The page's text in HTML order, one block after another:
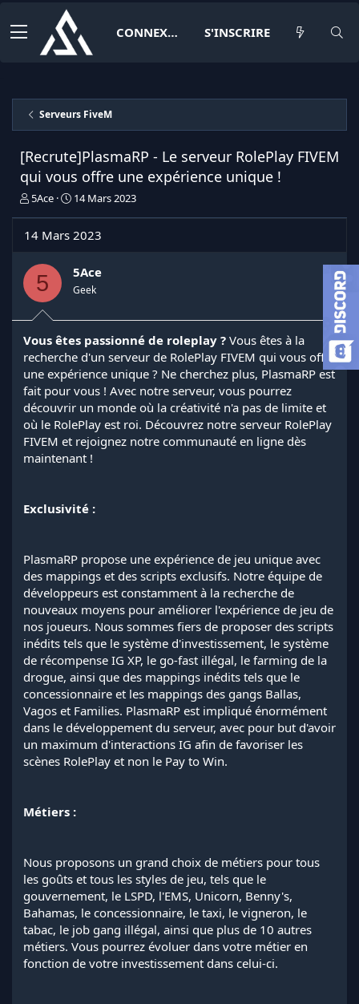
CONNEXION S'INSCRIRE
Serveurs FiveM
[Recrute]PlasmaRP - Le serveur RolePlay FIVEM
qui vous offre une expérience unique !
I
t
a
e
u
d
e
l
a
d
i
s
c
u
o
5Ace
D
e
e
d
é
t
14 Mars 2023
14 Mars 2023
5 5Ace
Geek
Vous êtes passionné de roleplay ? Vous êtes à la
recherche d'un serveur de RolePlay FIVEM qui vous offre
une expérience unique ? Ne cherchez plus, PlasmaRP est
fait pour vous ! Avec notre serveur, vous pourrez
découvrir un monde où la créativité n'a pas de limite et
où le RolePlay est roi. Découvrez notre serveur RolePlay
FIVEM et rejoignez notre communauté en ligne dès
maintenant !
Exclusivité :
PlasmaRP propose une expérience de jeu unique avec
des mappings et des scripts exclusifs. Notre équipe de
développeurs est constamment à la recherche de
nouveaux moyens pour améliorer l'expérience de jeu de
nos joueurs. Nous sommes fiers de proposer des scripts
inédits tels que le système d'investissement, le système
de récompense IG XP, le go-fast illégal, le farming de la
drogue, ainsi que des mappings inédits tels que le
concessionnaire et les mappings des gangs Ballas,
Vagos et Families. PlasmaRP est impliqué énormément
dans le développement du serveur, avec pour but d'avoir
un maximum d'interactions IG afin de favoriser les
scènes RolePlay et non le Pay to Win.
Métiers :
Nous proposons un grand choix de métiers pour tous
les goûts et tous les styles de jeu, tels que le
gouvernement, le LSPD, l'EMS, Unicorn, Benny's,
Bahamas, le concessionnaire, le taxi, le vigneron, le
tabac, le job gang illégal, ainsi que plus de 10 autres
métiers. Vous pourrez évoluer dans votre métier en
fonction de votre investissement dans celui-ci.